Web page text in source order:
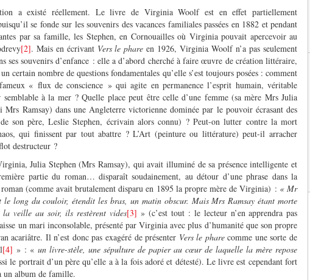
a existé réellement. Le livre de Virginia Woolf est en effet partiellement
se fonde sur les souvenirs des vacances familiales passées en 1882 et pendant
par sa famille, les Stephen, en Cornouailles où Virginia pouvait apercevoir au
[2]. Mais en écrivant Vers le phare en 1926, Virginia Woolf n’a pas seulement
ses souvenirs d’enfance : elle a d’abord cherché à faire œuvre de création littéraire,
certain nombre de questions fondamentales qu’elle s’est toujours posées : comment
« flux de conscience » qui agite en permanence l’esprit humain, véritable
à la mer ? Quelle place peut être celle d’une femme (sa mère Mrs Julia
Mrs Ramsay) dans une Angleterre victorienne dominée par le pouvoir écrasant des
son père, Leslie Stephen, écrivain alors connu) ? Peut-on lutter contre la mort
qui finissent par tout abattre ? L’Art (peinture ou littérature) peut-il arracher
destructeur ?
Julia Stephen (Mrs Ramsay), qui avait illuminé de sa présence intelligente et
partie du roman… disparaît soudainement, au détour d’une phrase dans la
(comme avait brutalement disparu en 1895 la propre mère de Virginia) : « Mr
le long du couloir, étendit les bras, un matin obscur. Mais Mrs Ramsay étant morte
la veille au soir, ils restèrent vides[3] » (c’est tout : le lecteur n’en apprendra pas
un mari inconsolable, présenté par Virginia avec plus d’humanité que son propre
acariâtre. Il n’est donc pas exagéré de présenter Vers le pharecomme une sorte de
[4] » : « un livre-stèle, une sépulture de papier au cœur de laquelle la mère repose
le portrait d’un père qu’elle a à la fois adoré et détesté). Le livre est cependant fort
un album de famille.